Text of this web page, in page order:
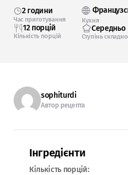
2 години
Час приготування Кухня
12 порцій
Кількість порцій
Середньо
Ступінь
sophiturdi
Автор рецепта
Інгредієнти
Кількість порцій: